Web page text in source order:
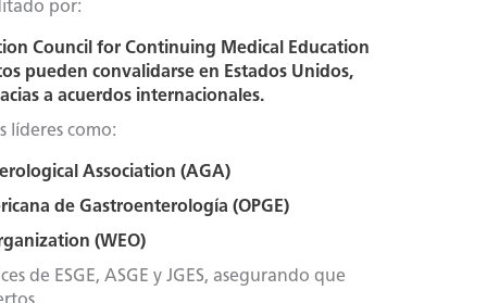
por:
Council for Continuing Medical Education
pueden convalidarse en Estados Unidos,
a acuerdos internacionales.
líderes como:
Association (AGA)
de Gastroenterología (OPGE)
(WEO)
de ESGE, ASGE y JGES, asegurando que